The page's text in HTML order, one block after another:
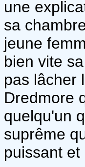
une
sa
jeune
bien vite
pas lâcher
Dredmore
quelqu'un
suprême
puissant et